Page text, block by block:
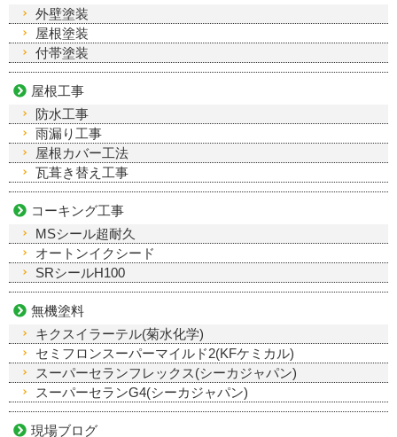
外壁塗装
屋根塗装
付帯塗装
屋根工事
防水工事
雨漏り工事
屋根カバー工法
瓦葺き替え工事
コーキング工事
MSシール超耐久
オートンイクシード
SRシールH100
無機塗料
キクスイラーテル(菊水化学)
セミフロンスーパーマイルド2(KFケミカル)
スーパーセランフレックス(シーカジャパン)
スーパーセランG4(シーカジャパン)
現場ブログ